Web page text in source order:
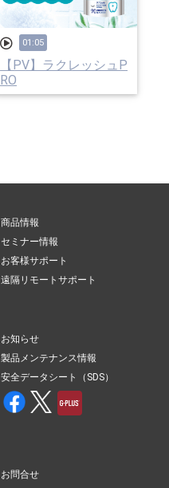
01:05
【PV】ラクレッシュP
RO
商品情報
セミナー情報
お客様サポート
遠隔リモートサポート
お知らせ
製品メンテナンス情報
安全データシート（SDS）
お問合せ